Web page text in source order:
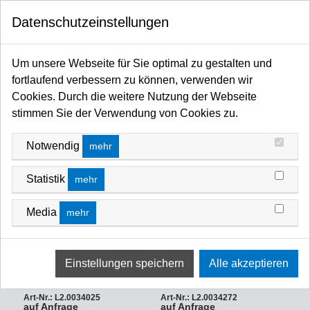
Startseite
LED
ARRI Orbiter / LED ARRI Orbiter Mounting & Sonstiges
ARRI ORBITER MOUNTING & SONSTIGES
FILTERN NACH Name A Z
ARRI Orbiter Manual Yoke with
Art-Nr.: L2.0034025
auf Anfrage
ARRI Skid for Orbiter, silver, Kufe
Art-Nr.: L2.0034272
auf Anfrage
Datenschutzeinstellungen
Um unsere Webseite für Sie optimal zu gestalten und
fortlaufend verbessern zu können, verwenden wir
Cookies. Durch die weitere Nutzung der Webseite
stimmen Sie der Verwendung von Cookies zu.
Notwendig mehr
Statistik mehr
Media mehr